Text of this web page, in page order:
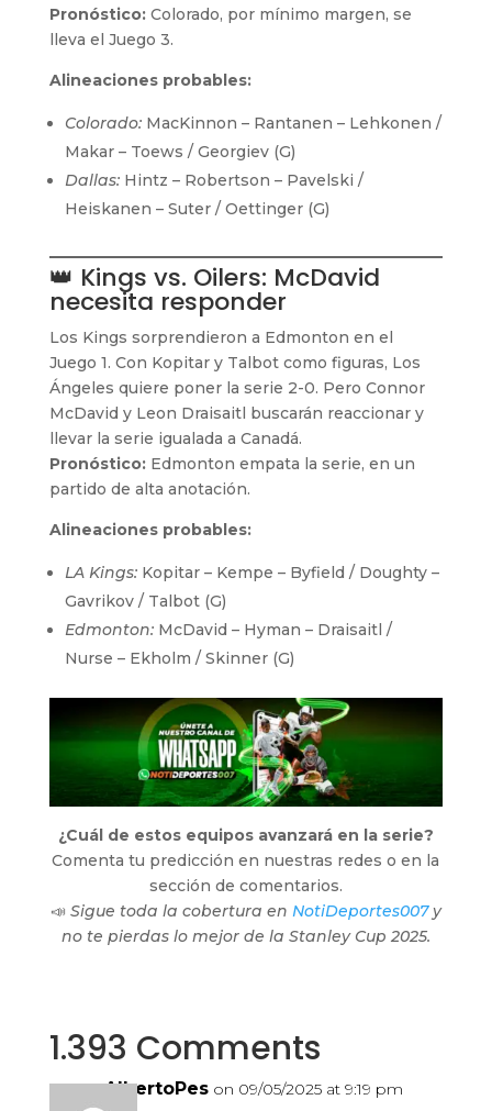
Pronóstico:Colorado, por mínimo margen, se
lleva el Juego 3.
Alineaciones probables:
Colorado:MacKinnon – Rantanen – Lehkonen /
Makar – Toews / Georgiev (G)
Dallas:Hintz – Robertson – Pavelski /
Heiskanen – Suter / Oettinger (G)
👑 Kings vs. Oilers: McDavid
necesita responder
Los Kings sorprendieron a Edmonton en el
Juego 1. Con Kopitar y Talbot como figuras, Los
Ángeles quiere poner la serie 2-0. Pero Connor
McDavid y Leon Draisaitl buscarán reaccionar y
llevar la serie igualada a Canadá.
Pronóstico:Edmonton empata la serie, en un
partido de alta anotación.
Alineaciones probables:
LA Kings:Kopitar – Kempe – Byfield / Doughty –
Gavrikov / Talbot (G)
Edmonton:McDavid – Hyman – Draisaitl /
Nurse – Ekholm / Skinner (G)
¿Cuál de estos equipos avanzará en la serie?
Comenta tu predicción en nuestras redes o en la
sección de comentarios.
📣 Sigue toda la cobertura en NotiDeportes007y
no te pierdas lo mejor de la Stanley Cup 2025.
1.393 Comments
AlbertoPes on 09/05/2025 at 9:19 pm